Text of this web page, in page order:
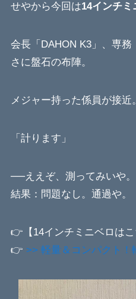
せやから今回は14インチミ
会長「DAHON K3」、専務
さに盤石の布陣。
メジャー持った係員が接近。
「計ります」
──ええぞ、測ってみいや。
結果：問題なし。通過や。
👉【14インチミニベロはこ
👉 >> 軽量＆コンパクト！